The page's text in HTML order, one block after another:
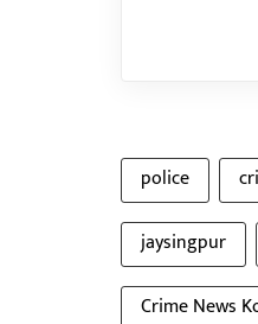
police
jaysingpur
Crime News